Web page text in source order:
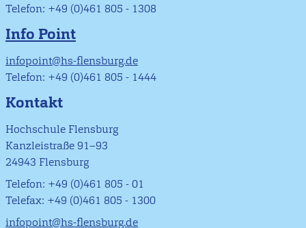
Telefon: +49 (0)461 805 - 1308
Info Point
infopoint@hs-flensburg.de
Telefon: +49 (0)461 805 - 1444
Kontakt
Hochschule Flensburg
Kanzleistraße 91–93
24943 Flensburg
Telefon: +49 (0)461 805 - 01
Telefax: +49 (0)461 805 - 1300
infopoint@hs-flensburg.de